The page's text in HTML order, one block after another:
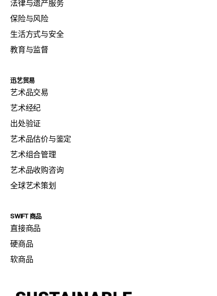
法律与遗产服务
保险与风险
生活方式与安全
教育与监督
迅艺贸易
艺术品交易
艺术经纪
出处验证
艺术品估价与鉴定
艺术组合管理
艺术品收购咨询
全球艺术策划
SWIFT 商品
直接商品
硬商品
软商品